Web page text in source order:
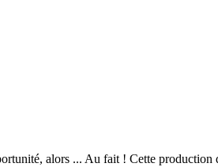
alors ... Au fait ! Cette production